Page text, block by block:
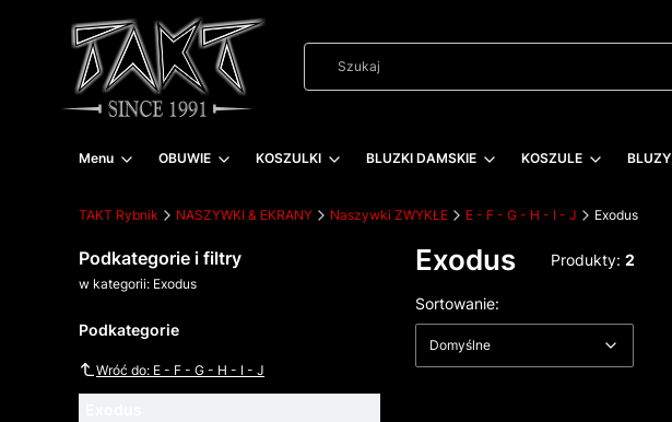
Menu OBUWIE KOSZULKI BLUZKI DAMSKIE KOSZULE BLUZY
TAKT Rybnik NASZYWKI & EKRANY Naszywki ZWYKŁE E - F - G - H - I - J Exodus
Podkategorie i filtry
w kategorii: Exodus
Podkategorie
Wróć do: E - F - G - H - I - J
Exodus Produkty: 2
Lista produktów
Sortowanie:
Domyślne